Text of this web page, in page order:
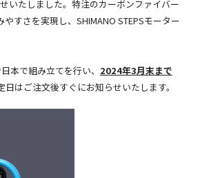
いたしました。特注のカーボンファイバー
すさを実現し、SHIMANO STEPSモーター
本で組み立てを行い、 2024年3月末まで
はご注文後すぐにお知らせいたします。